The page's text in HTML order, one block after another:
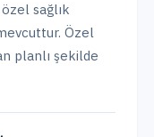
özel sağlık
Özel
planlı şekilde